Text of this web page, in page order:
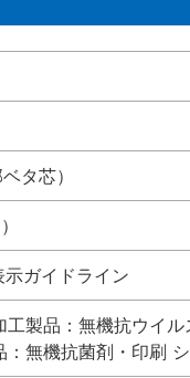
タ芯）
ガイドライン
工製品：無機抗ウイ
：無機抗菌剤・印刷